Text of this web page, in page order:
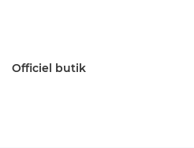
Officiel butik